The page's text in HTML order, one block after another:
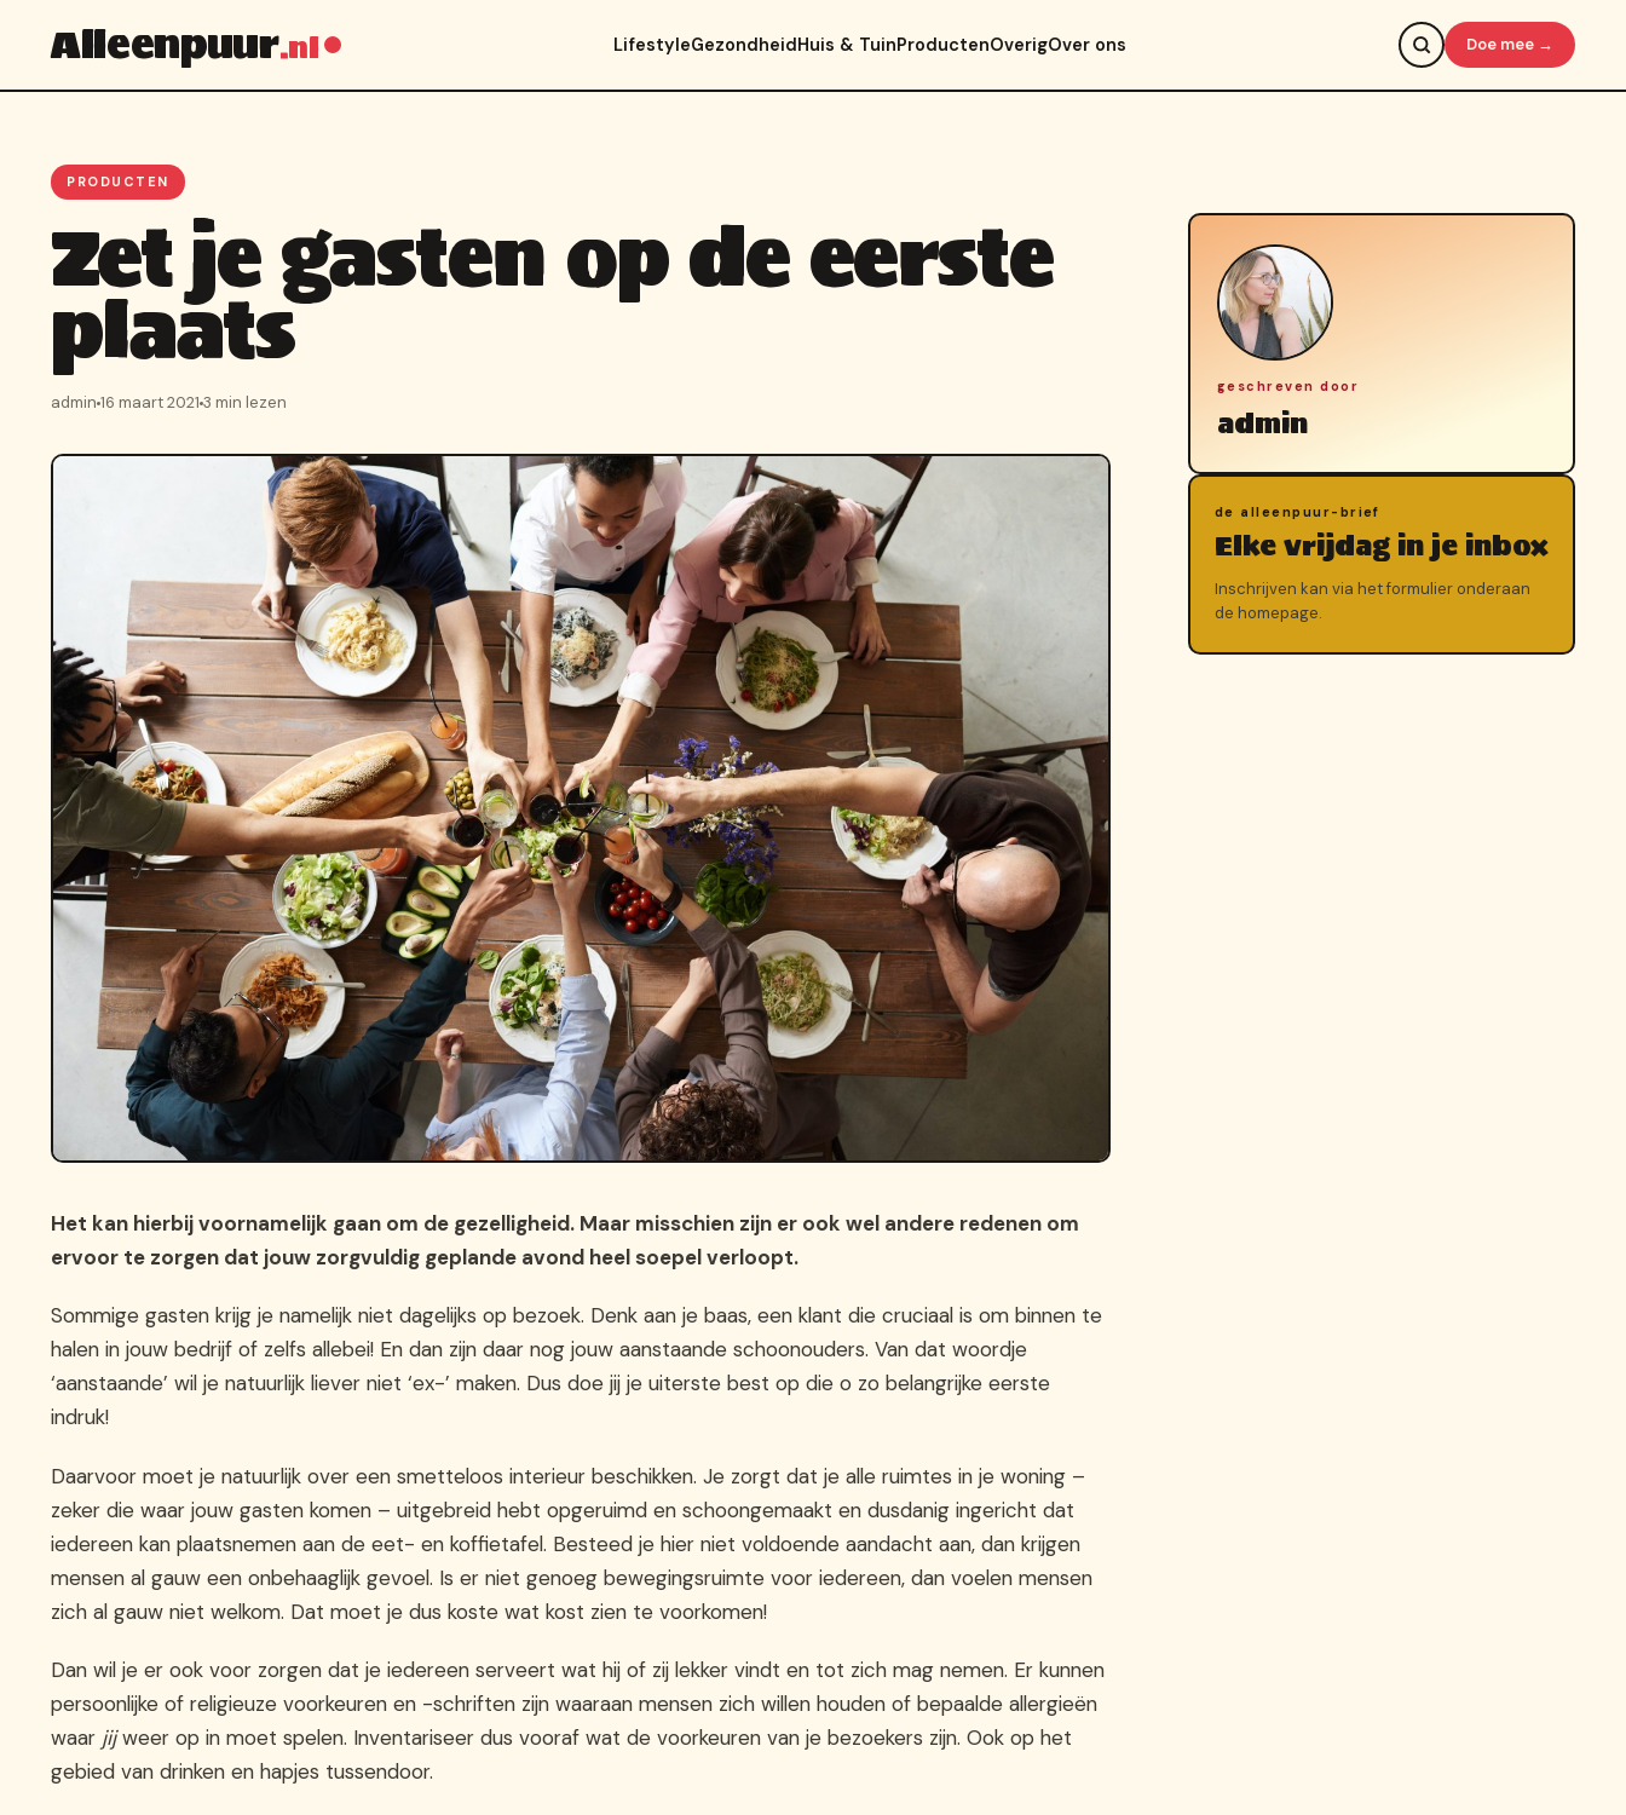
Alleenpuur.nl LifestyleGezondheidHuis & TuinProductenOverigOver ons Doe mee →
PRODUCTEN
Zet je gasten op de eerste
plaats
admin 16 maart 2021 3 min lezen
Het kan hierbij voornamelijk gaan om de gezelligheid. Maar misschien zijn er ook wel andere redenen om
ervoor te zorgen dat jouw zorgvuldig geplande avond heel soepel verloopt.
Sommige gasten krijg je namelijk niet dagelijks op bezoek. Denk aan je baas, een klant die cruciaal is om binnen te
halen in jouw bedrijf of zelfs allebei! En dan zijn daar nog jouw aanstaande schoonouders. Van dat woordje
‘aanstaande’ wil je natuurlijk liever niet ‘ex-’ maken. Dus doe jij je uiterste best op die o zo belangrijke eerste
indruk!
Daarvoor moet je natuurlijk over een smetteloos interieur beschikken. Je zorgt dat je alle ruimtes in je woning –
zeker die waar jouw gasten komen – uitgebreid hebt opgeruimd en schoongemaakt en dusdanig ingericht dat
iedereen kan plaatsnemen aan de eet- en koffietafel. Besteed je hier niet voldoende aandacht aan, dan krijgen
mensen al gauw een onbehaaglijk gevoel. Is er niet genoeg bewegingsruimte voor iedereen, dan voelen mensen
zich al gauw niet welkom. Dat moet je dus koste wat kost zien te voorkomen!
Dan wil je er ook voor zorgen dat je iedereen serveert wat hij of zij lekker vindt en tot zich mag nemen. Er kunnen
persoonlijke of religieuze voorkeuren en -schriften zijn waaraan mensen zich willen houden of bepaalde allergieën
waar jijweer op in moet spelen. Inventariseer dus vooraf wat de voorkeuren van je bezoekers zijn. Ook op het
gebied van drinken en hapjes tussendoor.
geschreven door
admin
de alleenpuur-brief
Elke vrijdag in je inbox
Inschrijven kan via het formulier onderaan
de homepage.